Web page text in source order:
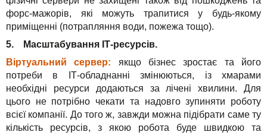
форс-мажорів, які можуть трапитися у будь-якому
приміщенні (потрапляння води, пожежа тощо).
5. Масштабування ІТ-ресурсів.
Віртуальний сервер: якщо бізнес зростає та його
потреби в ІТ-обладнанні змінюються, із хмарами
необхідні ресурси додаються за лічені хвилини. Для
цього не потрібно чекати та надовго зупиняти роботу
всієї компанії. До того ж, завжди можна підібрати саме ту
кількість ресурсів, з якою робота буде швидкою та